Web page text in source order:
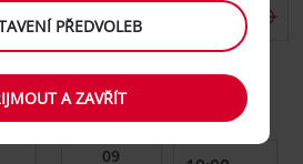
vrácení
DATUM DO
PŘEDVOLEB
A ZAVŘÍT